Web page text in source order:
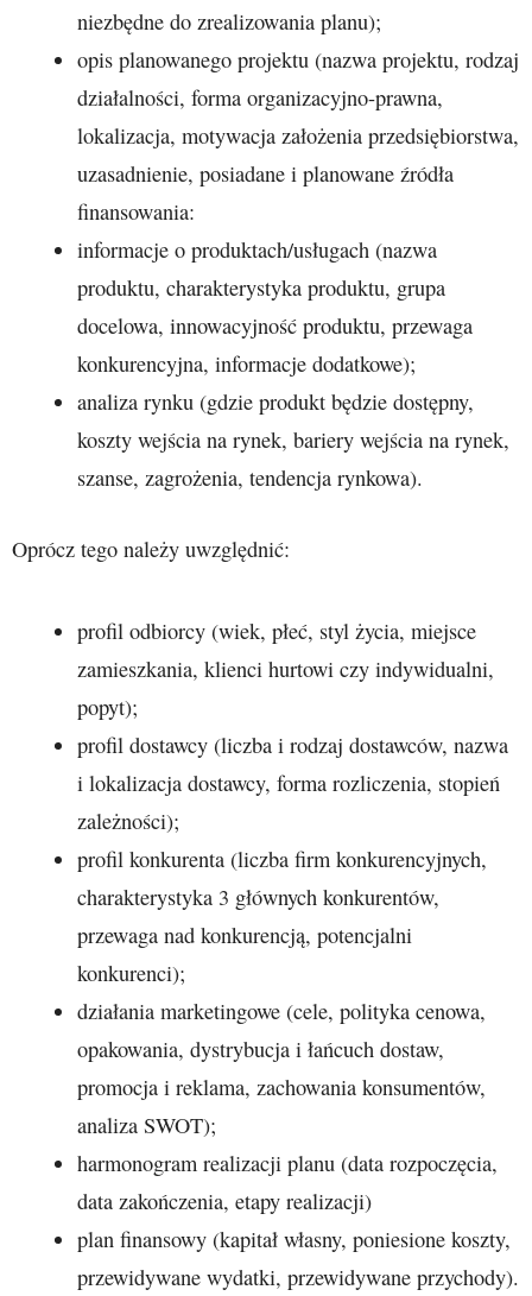
niezbędne do zrealizowania planu);
opis planowanego projektu (nazwa projektu, rodzaj
działalności, forma organizacyjno-prawna,
lokalizacja, motywacja założenia przedsiębiorstwa,
uzasadnienie, posiadane i planowane źródła
finansowania:
informacje o produktach/usługach (nazwa
produktu, charakterystyka produktu, grupa
docelowa, innowacyjność produktu, przewaga
konkurencyjna, informacje dodatkowe);
analiza rynku (gdzie produkt będzie dostępny,
koszty wejścia na rynek, bariery wejścia na rynek,
szanse, zagrożenia, tendencja rynkowa).
Oprócz tego należy uwzględnić:
profil odbiorcy (wiek, płeć, styl życia, miejsce
zamieszkania, klienci hurtowi czy indywidualni,
popyt);
profil dostawcy (liczba i rodzaj dostawców, nazwa
i lokalizacja dostawcy, forma rozliczenia, stopień
zależności);
profil konkurenta (liczba firm konkurencyjnych,
charakterystyka 3 głównych konkurentów,
przewaga nad konkurencją, potencjalni
konkurenci);
działania marketingowe (cele, polityka cenowa,
opakowania, dystrybucja i łańcuch dostaw,
promocja i reklama, zachowania konsumentów,
analiza SWOT);
harmonogram realizacji planu (data rozpoczęcia,
data zakończenia, etapy realizacji)
plan finansowy (kapitał własny, poniesione koszty,
przewidywane wydatki, przewidywane przychody).